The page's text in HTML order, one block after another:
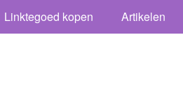
Linktegoed kopen Artikelen